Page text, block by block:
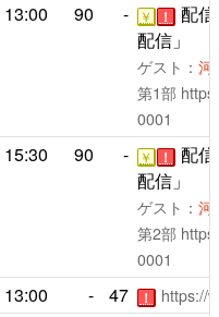
13:00 90 - ￥ ！
配
配信」
ゲスト： 河
第1部
0001
15:30 90 - ￥ ！
配
配信」
ゲスト： 河
第2部
0001
13:00 - 47 ！ https://